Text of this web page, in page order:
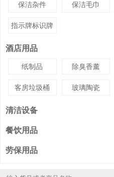
保洁杂件 保洁毛巾
指示牌标识牌
酒店用品
纸制品 除臭香薰
客房垃圾桶 玻璃陶瓷
清洁设备
餐饮用品
劳保用品